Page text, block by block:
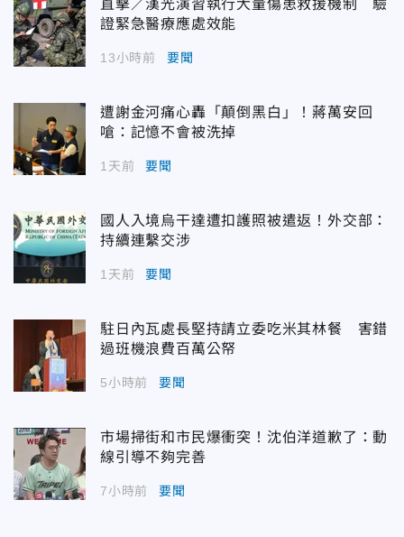
直擊／漢光演習執行大量傷患救援機制 驗
證緊急醫療應處效能
13小時前 要聞
遭謝金河痛心轟「顛倒黑白」！蔣萬安回
嗆：記憶不會被洗掉
1天前 要聞
國人入境烏干達遭扣護照被遣返！外交部：
持續連繫交涉
1天前 要聞
駐日內瓦處長堅持請立委吃米其林餐 害錯
過班機浪費百萬公帑
5小時前 要聞
市場掃街和市民爆衝突！沈伯洋道歉了：動
線引導不夠完善
7小時前 要聞